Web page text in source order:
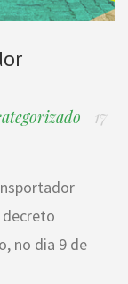
17
decreto
no dia 9 de